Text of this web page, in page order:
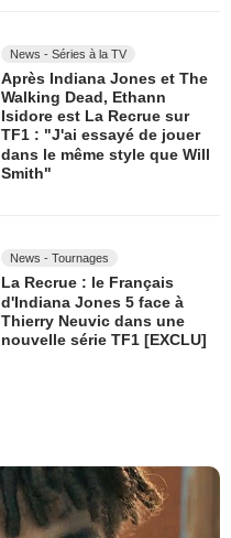
News - Séries à la TV
Après Indiana Jones et The
Walking Dead, Ethann
Isidore est La Recrue sur
TF1 : "J'ai essayé de jouer
dans le même style que Will
Smith"
News - Tournages
La Recrue : le Français
d'Indiana Jones 5 face à
Thierry Neuvic dans une
nouvelle série TF1 [EXCLU]